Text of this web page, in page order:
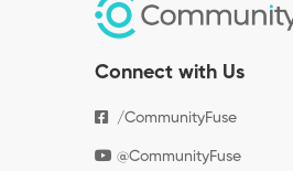
Connect with Us
/CommunityFuse
@CommunityFuse